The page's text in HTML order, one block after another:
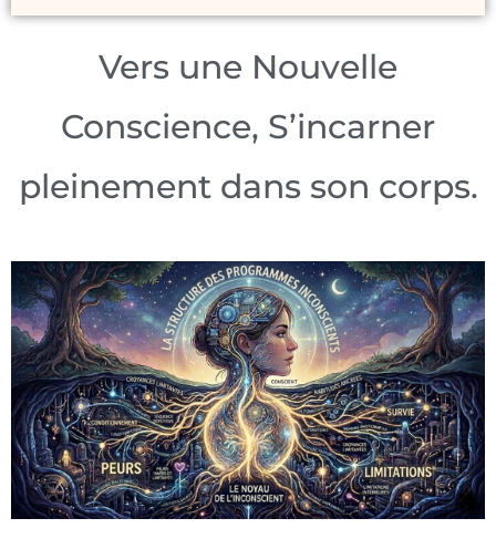
Vers une Nouvelle
Conscience, S’incarner
pleinement dans son corps.